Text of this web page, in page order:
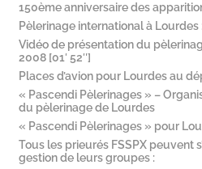
150ème anniversaire des
Pèlerinage international à
Vidéo de présentation du
2008 [01′ 52″]
Places d’avion pour Lourdes au
« Pascendi Pèlerinages » –
du pèlerinage de Lourdes
« Pascendi Pèlerinages » pour
Tous les prieurés FSSPX peuvent
gestion de leurs groupes :